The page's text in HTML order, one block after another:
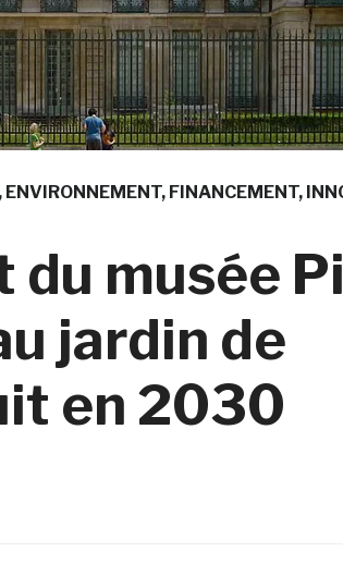
ENVIRONNEMENT FINANCEMENT
musée
jardin de
en 2030